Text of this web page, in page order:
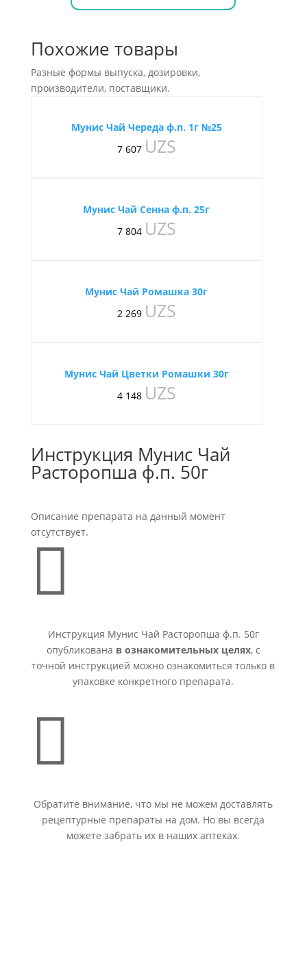
Похожие товары
Разные формы выпуска, дозировки,
производители, поставщики.
Мунис Чай Череда ф.п. 1г №25
7 607 UZS
Мунис Чай Сенна ф.п. 25г
7 804 UZS
Мунис Чай Ромашка 30г
2 269 UZS
Мунис Чай Цветки Ромашки 30г
4 148 UZS
Инструкция Мунис Чай
Расторопша ф.п. 50г
Описание препарата на данный момент
отсутствует.

Инструкция Мунис Чай Расторопша ф.п. 50г
опубликована в ознакомительных целях, с
точной инструкцией можно ознакомиться только в
упаковке конкретного препарата.

Обратите внимание, что мы не можем доставлять
рецептурные препараты на дом. Но вы всегда
можете забрать их в наших аптеках.